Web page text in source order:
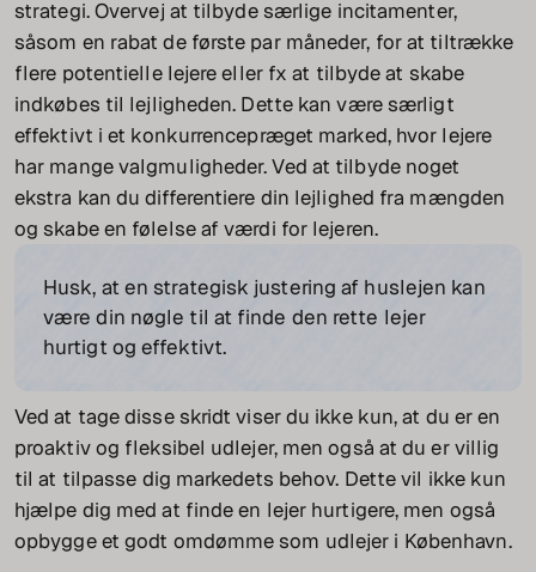
strategi. Overvej at tilbyde særlige incitamenter,
såsom en rabat de første par måneder, for at tiltrække
flere potentielle lejere eller fx at tilbyde at skabe
indkøbes til lejligheden. Dette kan være særligt
effektivt i et konkurrencepræget marked, hvor lejere
har mange valgmuligheder. Ved at tilbyde noget
ekstra kan du differentiere din lejlighed fra mængden
og skabe en følelse af værdi for lejeren.
Husk, at en strategisk justering af huslejen kan
være din nøgle til at finde den rette lejer
hurtigt og effektivt.
Ved at tage disse skridt viser du ikke kun, at du er en
proaktiv og fleksibel udlejer, men også at du er villig
til at tilpasse dig markedets behov. Dette vil ikke kun
hjælpe dig med at finde en lejer hurtigere, men også
opbygge et godt omdømme som udlejer i København.